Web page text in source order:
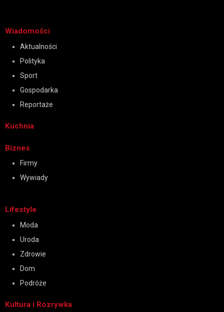
Wiadomości
Aktualności
Polityka
Sport
Gospodarka
Reportaże
Kuchnia
Biznes
Firmy
Wywiady
Lifestyle
Moda
Uroda
Zdrowie
Dom
Podróże
Kultura i Rozrywka